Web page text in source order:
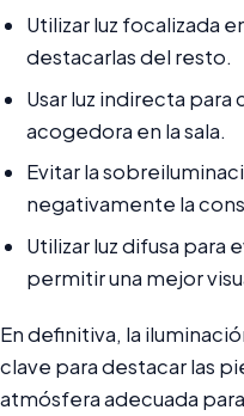
Utilizar luz focalizada
destacarlas del resto.
Usar luz indirecta para
acogedora en la sala.
Evitar la
negativamente la
Utilizar luz difusa para
permitir una mejor
En definitiva, la
clave para destacar las
atmósfera adecuada